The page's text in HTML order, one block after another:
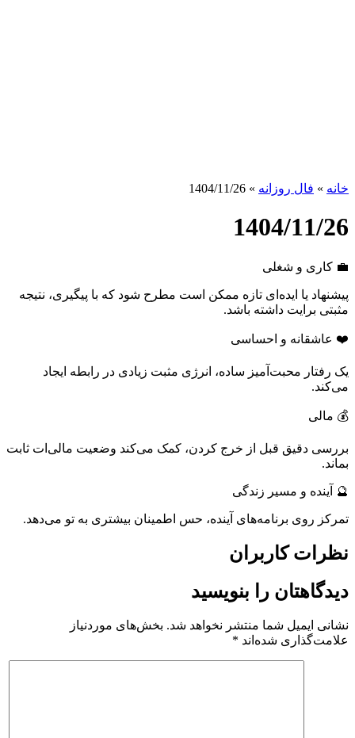
خانه » فال روزانه »
1404/11/26
1404/11/26
💼 کاری و شغلی
پیشنهاد یا ایده‌ای تازه ممکن است مطرح شود که با پیگیری، نتیجه
مثبتی برایت داشته باشد.
❤️ عاشقانه و احساسی
یک رفتار محبت‌آمیز ساده، انرژی مثبت زیادی در رابطه ایجاد
می‌کند.
💰 مالی
بررسی دقیق قبل از خرج کردن، کمک می‌کند وضعیت مالی‌ات ثابت
بماند.
🔮 آینده و مسیر زندگی
تمرکز روی برنامه‌های آینده، حس اطمینان بیشتری به تو می‌دهد.
نظرات کاربران
دیدگاهتان را بنویسید
نشانی ایمیل شما منتشر نخواهد شد. بخش‌های موردنیاز
علامت‌گذاری شده‌اند *